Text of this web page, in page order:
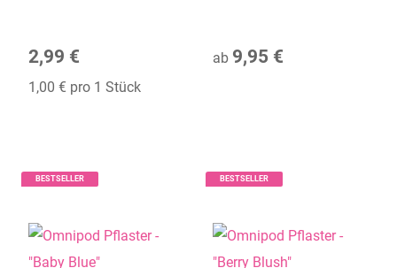
2,99 €
1,00 € pro 1 Stück
ab 9,95 €
BESTSELLER BESTSELLER